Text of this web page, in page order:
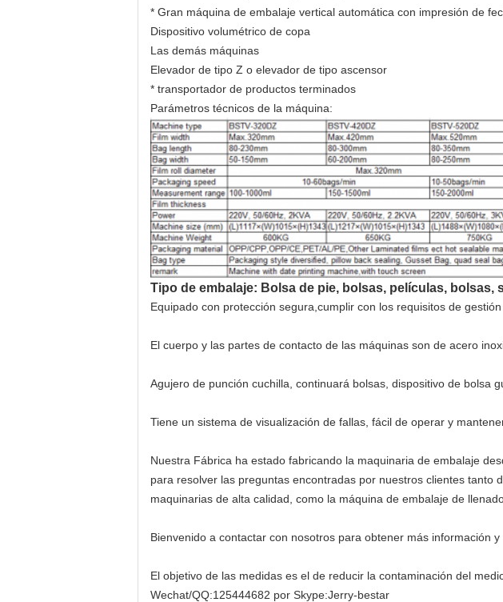
* Gran máquina de embalaje vertical automática con impresión de
Dispositivo volumétrico de copa
Las demás máquinas
Elevador de tipo Z o elevador de tipo ascensor
* transportador de productos terminados
Parámetros técnicos de la máquina:
Tipo de embalaje: Bolsa de pie, bolsas, películas, bolsas,
Equipado con protección segura,cumplir con los requisitos de
El cuerpo y las partes de contacto de las máquinas son de acero
Agujero de punción cuchilla, continuará bolsas, dispositivo de bolsa
Tiene un sistema de visualización de fallas, fácil de operar y
Nuestra Fábrica ha estado fabricando la maquinaria de embalaje
para resolver las preguntas encontradas por nuestros clientes
maquinarias de alta calidad, como la máquina de embalaje de
Bienvenido a contactar con nosotros para obtener más información
El objetivo de las medidas es el de reducir la contaminación del
Wechat/QQ:125444682 por Skype:Jerry-bestar